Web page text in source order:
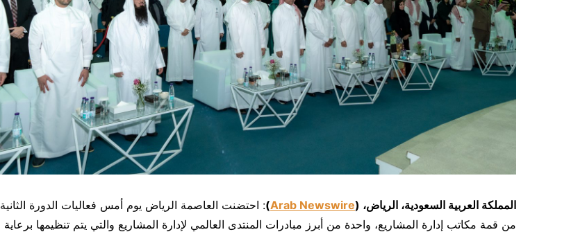
المملكة العربية السعودية، الرياض، (
Arab Newswire
): احتضنت العاصمة الرياض يوم أمس فعاليات الدورة الثانية
من قمة مكاتب إدارة المشاريع، واحدة من أبرز مبادرات المنتدى العالمي لإدارة المشاريع والتي يتم تنظيمها برعاية